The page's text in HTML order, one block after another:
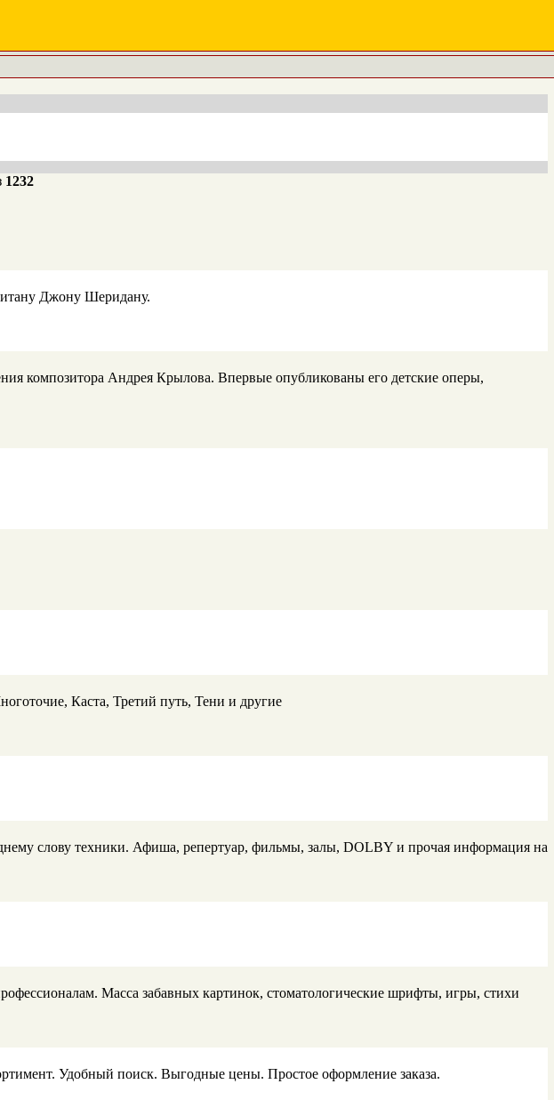
1232
Джону Шеридану.
композитора Андрея Крылова. Впервые опубликованы его детские оперы,
Каста, Третий путь, Тени и другие
слову техники. Афиша, репертуар, фильмы, залы, DOLBY и прочая информация на
Масса забавных картинок, стоматологические шрифты, игры, стихи
Удобный поиск. Выгодные цены. Простое оформление заказа.